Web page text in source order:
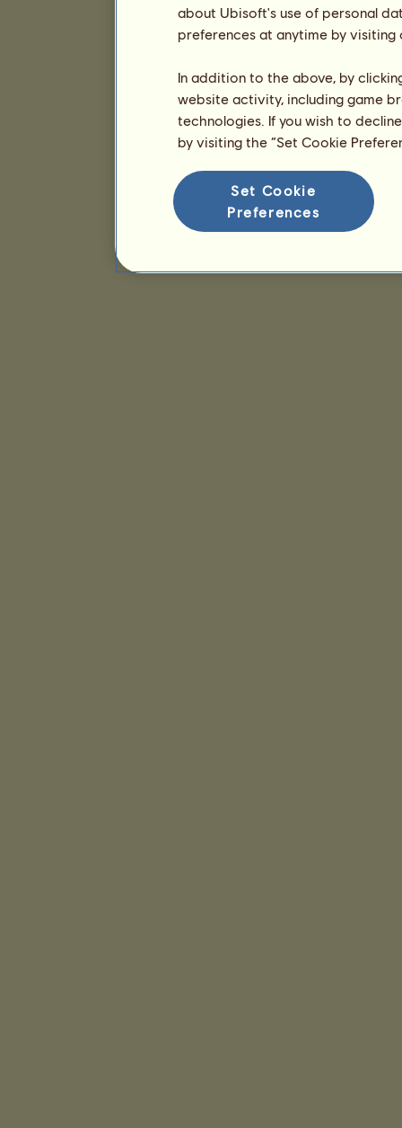
about Ubisoft's use of personal
preferences at anytime by
In addition to the above, by
website activity, including game
technologies. If you wish to
by visiting the “Set Cookie
Set Cookie
Preferences